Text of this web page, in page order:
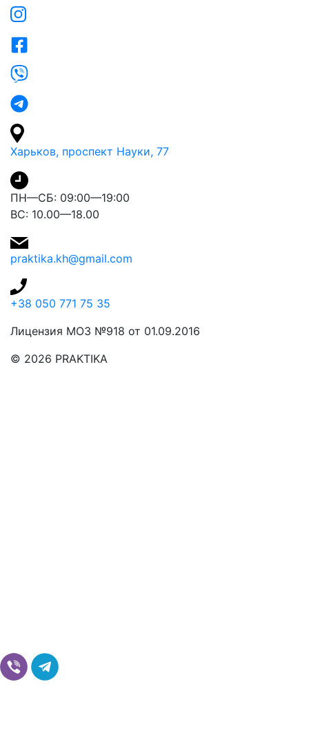
Харьков, проспект Науки, 77
ПН—СБ: 09:00—19:00
ВС: 10.00—18.00
praktika.kh@gmail.com
+38 050 771 75 35
Лицензия МОЗ №918 от 01.09.2016
© 2026 PRAKTIKA